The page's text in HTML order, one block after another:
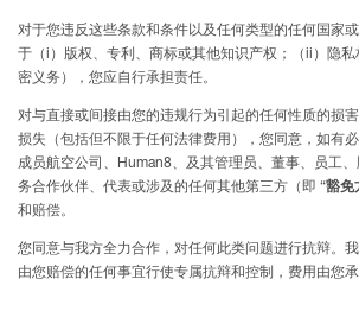
对于您违反这些条款和条件以及任何类型的任何国家
于（i）版权、专利、商标或其他知识产权；（ii）隐
密义务），您应自行承担责任。
对与直接或间接由您的违规行为引起的任何性质的损
损失（包括但不限于任何法律费用），您同意，如有
成员航空公司、Human8、及其管理员、董事、员工
务合作伙伴、代表或涉及的任何其他第三方（即 “豁免
和赔偿。
您同意与我方全力合作，对任何此类问题进行抗辩。
由您赔偿的任何事宜行使专属抗辩和控制，费用由您承